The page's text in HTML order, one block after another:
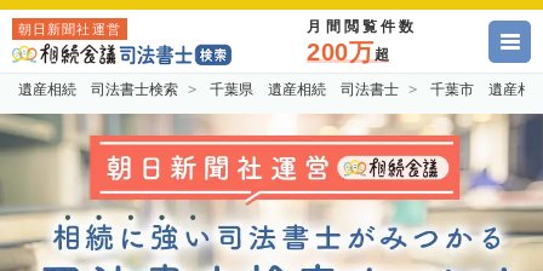
朝日新聞社運営 月間閲覧件数
200万超
遺産相続 司法書士検索 千葉県 遺産相続 司法書士 千葉市 遺産相